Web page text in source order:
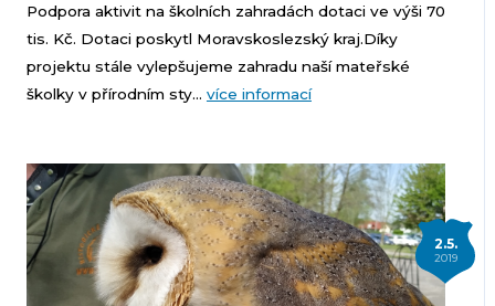
Podpora aktivit na školních zahradách dotaci ve výši 70
tis. Kč. Dotaci poskytl Moravskoslezský kraj.Díky
projektu stále vylepšujeme zahradu naší mateřské
školky v přírodním sty... více informací
2.5.
2019